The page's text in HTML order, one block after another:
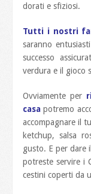
dorati e sfiziosi.
Tutti i nostri
saranno
successo
verdura e il gioco
Ovviamente per
casa potremo
accompagnare il
ketchup, salsa
gusto. E per dare
potreste servire i
cestini coperti da